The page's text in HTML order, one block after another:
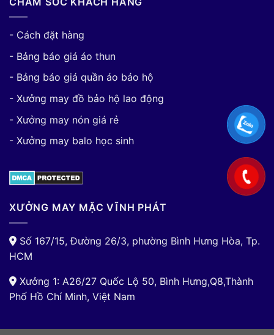
- Cách đặt hàng
- Bảng báo giá áo thun
- Bảng báo giá quần áo bảo hộ
- Xưởng may đồ bảo hộ lao động
- Xưởng may nón giá rẻ
- Xưởng may balo học sinh
XƯỞNG MAY MẶC VĨNH PHÁT
Số 167/15, Đường 26/3, phường Bình Hưng Hòa, Tp.
HCM
Xưởng 1: A26/27 Quốc Lộ 50, Bình Hưng,Q8,Thành
Phố Hồ Chí Minh, Việt Nam